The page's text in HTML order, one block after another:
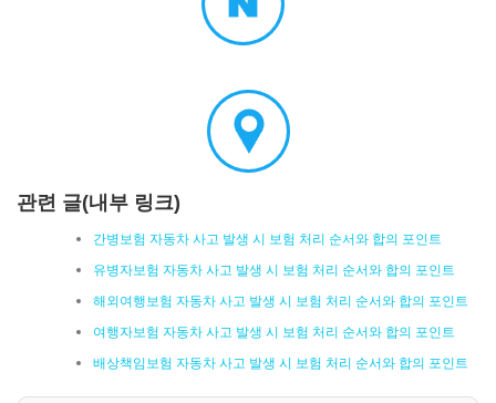
관련 글(내부 링크)
간병보험 자동차 사고 발생 시 보험 처리 순서와 합의 포인트
유병자보험 자동차 사고 발생 시 보험 처리 순서와 합의 포인트
해외여행보험 자동차 사고 발생 시 보험 처리 순서와 합의 포인트
여행자보험 자동차 사고 발생 시 보험 처리 순서와 합의 포인트
배상책임보험 자동차 사고 발생 시 보험 처리 순서와 합의 포인트